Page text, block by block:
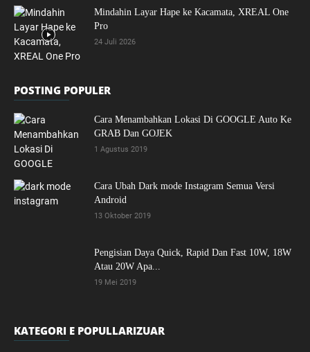
Mindahin Layar Hape ke Kacamata, XREAL One
Pro
24 Juli 2026
POSTING POPULER
Cara Menambahkan Lokasi Di GOOGLE Auto Ke
GRAB Dan GOJEK
1 Agustus 2019
Cara Ubah Dark mode Instagram Semua Versi
Android
13 Oktober 2019
Pengisian Daya Quick, Rapid Dan Fast 10W, 18W
Atau 20W Apa...
19 Mei 2019
KATEGORI E POPULLARIZUAR